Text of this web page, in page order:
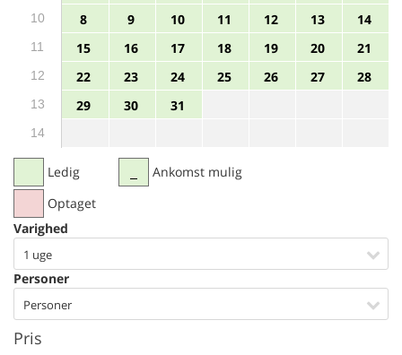
10 8 9 10 11 12 13 14
11 15 16 17 18 19 20 21
12 22 23 24 25 26 27 28
13 29 30 31
14
Ledig
Optaget
Ankomst mulig
Varighed
1 uge
Personer
Personer
Pris